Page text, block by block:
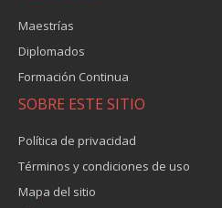
Maestrías
Diplomados
Formación Continua
SOBRE ESTE SITIO
Política de privacidad
Términos y condiciones de uso
Mapa del sitio